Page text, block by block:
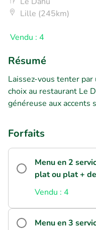
Lille (245km)
Vendu : 4
Résumé
Laissez-vous tenter
choix au restaurant Le
généreuse aux accents
Forfaits
Menu en 2
plat ou plat +
Vendu : 4
Menu en 3